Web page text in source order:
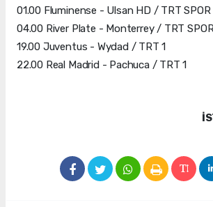
01.00 Fluminense - Ulsan HD / TRT SPOR
04.00 River Plate - Monterrey / TRT
19.00 Juventus - Wydad / TRT 1
22.00 Real Madrid - Pachuca / TRT 1